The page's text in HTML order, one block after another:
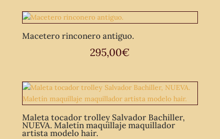
Macetero rinconero antiguo.
295,00€
Maleta tocador trolley Salvador Bachiller,
NUEVA. Maletín maquillaje maquillador
artista modelo hair.